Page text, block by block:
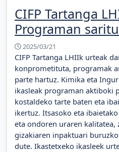
CIFP Tartanga
Programan
2025/03/21
CIFP Tartanga LHIIk urteak
konprometituta, programak
parte hartuz. Kimika eta
ikasleak programan aktiboki
kostaldeko tarte baten eta
ikertuz. Itsasoko eta
eta ondoren uraren kalitatea,
gizakiaren inpaktuari
dute. Ikastetxeko ikasleek